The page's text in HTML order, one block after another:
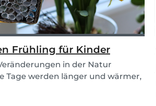
Frühling für Kinder
in der Natur
Tage werden länger und wärmer,